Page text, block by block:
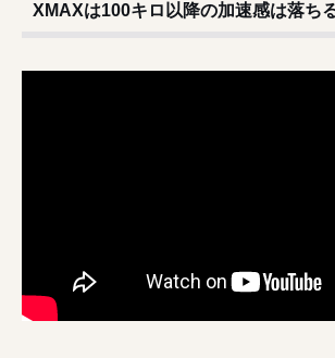
XMAXは100キロ以降の加速感は落ち